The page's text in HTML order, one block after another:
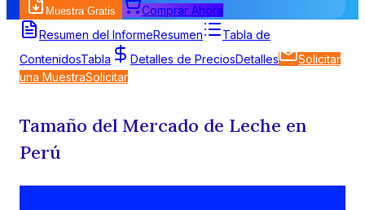
Muestra Gratis
Comprar Ahora
Resumen del InformeResumen
Tabla de
ContenidosTabla Detalles de PreciosDetalles
Solicitar
una MuestraSolicitar
Tamaño del Mercado de Leche en
Perú